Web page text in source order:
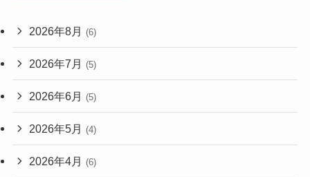
2026年8月 (6)
2026年7月 (5)
2026年6月 (5)
2026年5月 (4)
2026年4月 (6)